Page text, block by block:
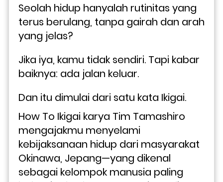
Seolah hidup hanyalah rutinitas yang
terus berulang, tanpa gairah dan arah
yang jelas?
Jika iya, kamu tidak sendiri. Tapi kabar
baiknya: ada jalan keluar.
Dan itu dimulai dari satu kata Ikigai.
How To Ikigai karya Tim Tamashiro
mengajakmu menyelami
kebijaksanaan hidup dari masyarakat
Okinawa, Jepang—yang dikenal
sebagai kelompok manusia paling